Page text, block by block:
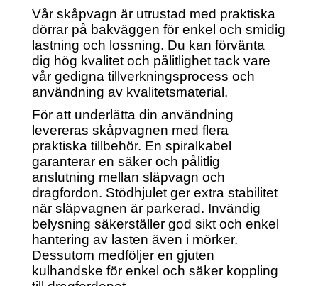
Vår skåpvagn är utrustad med praktiska
dörrar på bakväggen för enkel och smidig
lastning och lossning. Du kan förvänta
dig hög kvalitet och pålitlighet tack vare
vår gedigna tillverkningsprocess och
användning av kvalitetsmaterial.
För att underlätta din användning
levereras skåpvagnen med flera
praktiska tillbehör. En spiralkabel
garanterar en säker och pålitlig
anslutning mellan släpvagn och
dragfordon. Stödhjulet ger extra stabilitet
när släpvagnen är parkerad. Invändig
belysning säkerställer god sikt och enkel
hantering av lasten även i mörker.
Dessutom medföljer en gjuten
kulhandske för enkel och säker koppling